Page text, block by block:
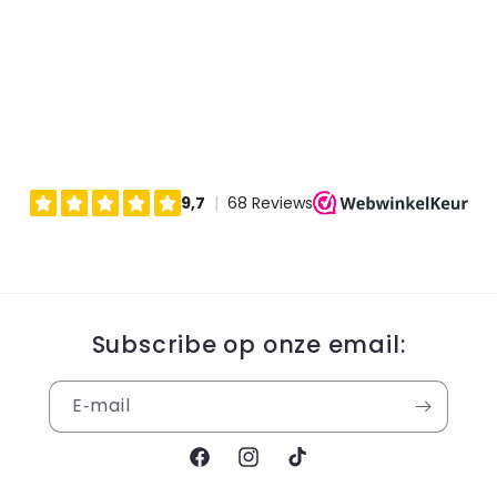
Subscribe op onze email:
E‑mail
FacebookInstagram
TikTok